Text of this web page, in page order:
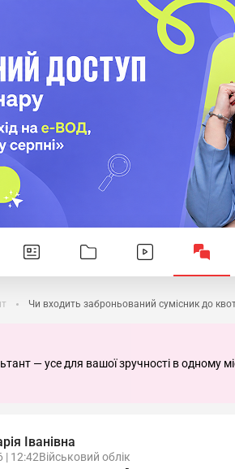
Чи входить заброньований сумісник до
— усе для вашої зручності в одному
Іванівна
| 12:42Військовий облік